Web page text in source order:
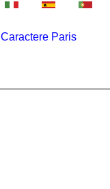
Caractere Paris